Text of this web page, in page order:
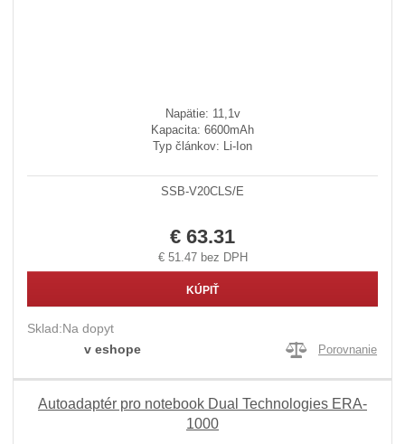
Napätie: 11,1v
Kapacita: 6600mAh
Typ článkov: Li-Ion
SSB-V20CLS/E
€ 63.31
€ 51.47 bez DPH
KÚPIŤ
Sklad:Na dopyt
v eshope
Porovnanie
Autoadaptér pro notebook Dual Technologies ERA-
1000